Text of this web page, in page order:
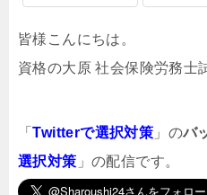
皆様こんにちは。
資格の大原 社会保険労務士
「Twitterで選択対策 」のバ
選択対策 」の配信です。